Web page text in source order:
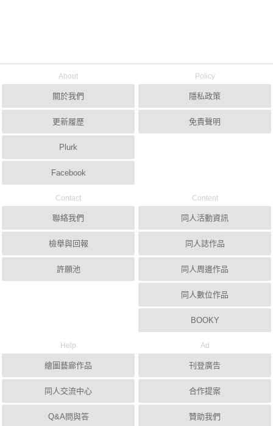
About
關於我們
更新履歷
Plurk
Facebook
Policy
隱私政策
免責聲明
Contact
聯絡我們
檢舉與回報
許願池
Content
同人活動資訊
同人誌作品
同人周邊作品
同人數位作品
BOOKY
Help
繪圖藝廊作品
同人交流中心
Q&A問與答
Ad
刊登廣告
合作提案
贊助我們